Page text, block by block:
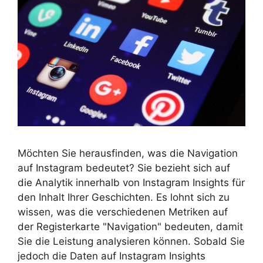
Möchten Sie herausfinden, was die Navigation
auf Instagram bedeutet? Sie bezieht sich auf
die Analytik innerhalb von Instagram Insights für
den Inhalt Ihrer Geschichten. Es lohnt sich zu
wissen, was die verschiedenen Metriken auf
der Registerkarte "Navigation" bedeuten, damit
Sie die Leistung analysieren können. Sobald Sie
jedoch die Daten auf Instagram Insights